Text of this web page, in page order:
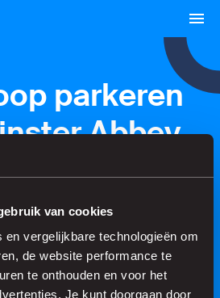
van cookies
en vergelijkbare technologieën om
de website performance te
te onthouden en voor het
Je kunt doorgaan door
parkeren
Abbey
in no time